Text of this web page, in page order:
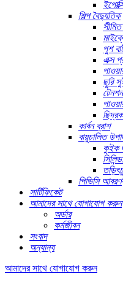
শিল্প বৈদ্যুতিক
পুশ
এক্স
ছুরি
কার্বন ব্রাশ
বায়ুচালিত
কুইক
পিভিসি
সার্টিফিকেট
আমাদের সাথে যোগাযোগ করুন
অর্ডার
কর্মজীবন
সংবাদ
অন্যান্য
আমাদের সাথে যোগাযোগ করুন